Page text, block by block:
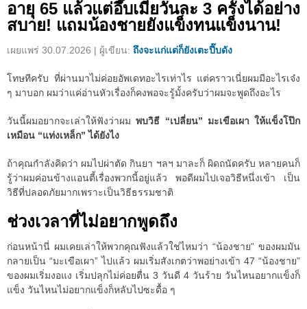
อายุ 65 แล้วแต่อึ๊บเมียวันละ 3 ครั้งได้อย่าง
สบาย! แถมน้องชายยังแข็งทนแข็งนาน!
เผยแพร่ 30.07.2026 | ผู้เขียน: ถึงจะแก่แต่ก็ยังเตะปี๊บดัง
โทษทีครับ ที่ผ่านมาไม่ค่อยอัพเดทอะไรเท่าไร แต่คราวเนี่ยผมมีอะไรเจ๋ง
ๆ มาบอก ผมว่าแค่อ่านหัวเรื่องก็คงพอจะรู้มั้งครับว่าผมจะพูดถึงอะไร
วันนี้ผมอยากจะเล่าให้ฟังว่าผมพบวิธี “เปลี่ยน” มะเขือเผา ให้แข็งโป๊ก
เหมือน “แท่งเหล็ก” ได้ยังไง
ถ้าคุณกำลังคิดว่า ผมไปผ่าตัด กินยา ฯลฯ มาละก็ ผิดถนัดครับ หลายคนก็
รู้ว่าผมค่อนข้างแอนตี้เรื่องพวกนี้อยู่แล้ว พอดีผมไปเจอวิธีหนึ่งเข้า เป็น
วิธีที่ปลอดภัยมากเพราะเป็นวิธีธรรมชาติ
ช่วงเวลาที่ไม่อยากพูดถึง
ก่อนหน้านี่ ผมเคยเล่าให้พวกคุณฟังแล้วใช่ไหมว่า “น้องชาย” ของผมมัน
กลายเป็น “มะเขือเผา” ไปแล้ว ผมเริ่มสังเกตว่าพอย่างเข้า 47 “น้องชาย”
ของผมเริ่มงอแง เริ่มปลุกไม่ค่อยตื่น 3 วันดี 4 วันร้าย วันไหนอยากแข็งก็
แข็ง วันไหนไม่อยากแข็งก็หลับไปซะดื้อ ๆ